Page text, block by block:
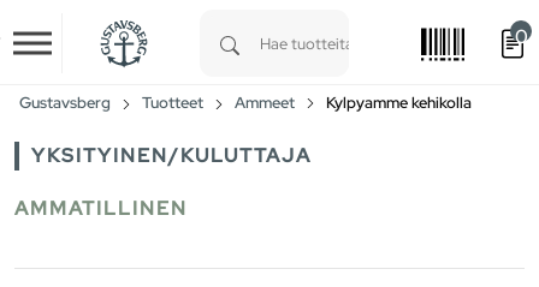
Skip to main content
0
Gustavsberg Tuotteet Ammeet Kylpyamme kehikolla
YKSITYINEN/KULUTTAJA
AMMATILLINEN